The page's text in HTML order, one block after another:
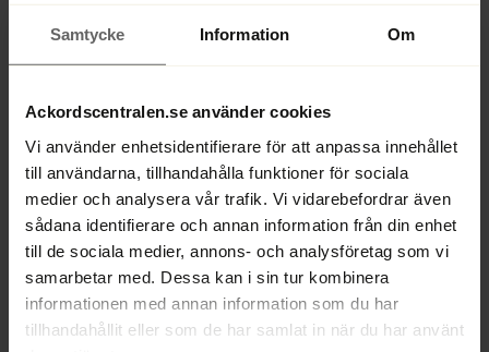
Samtycke Information Om
Ackordscentralen.se använder cookies
Vi använder enhetsidentifierare för att anpassa innehållet
till användarna, tillhandahålla funktioner för sociala
medier och analysera vår trafik. Vi vidarebefordrar även
sådana identifierare och annan information från din enhet
till de sociala medier, annons- och analysföretag som vi
samarbetar med. Dessa kan i sin tur kombinera
informationen med annan information som du har
tillhandahållit eller som de har samlat in när du har använt
Noggrann analys av kunderna
Det finns också en risk i kommande
reporäntan fallit från 8-procentsnivån till
minusränta. På Landshypotek Bank är man
medveten om risken för kommande
räntehöjningar.
– När vi fattar beslut om lån tar vi inte bara
hänsyn till säkerheterna. Vi gör också en
kassaflödesanalys och en analys över
räntekänsligheten, säger Johan Asklund.